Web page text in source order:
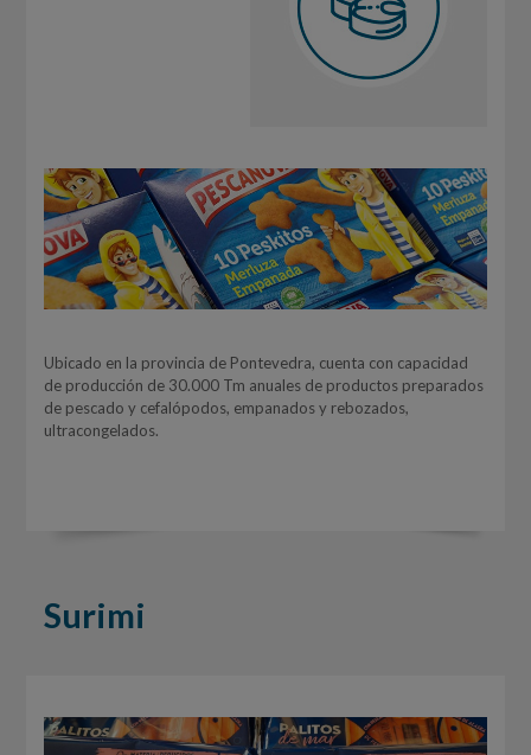
Ubicado en la provincia de Pontevedra, cuenta con capacidad
de producción de 30.000 Tm anuales de productos preparados
de pescado y cefalópodos, empanados y rebozados,
ultracongelados.
Surimi